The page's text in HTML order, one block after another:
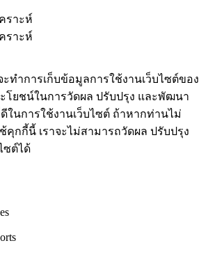
ราะห์
ราะห์
ทำการเก็บข้อมูลการใช้งานเว็บไซต์ของ
โยชน์ในการวัดผล ปรับปรุง และพัฒนา
นการใช้งานเว็บไซต์ ถ้าหากท่านไม่
คุกกี้นี้ เราจะไม่สามารถวัดผล ปรับปรุง
ซต์ได้